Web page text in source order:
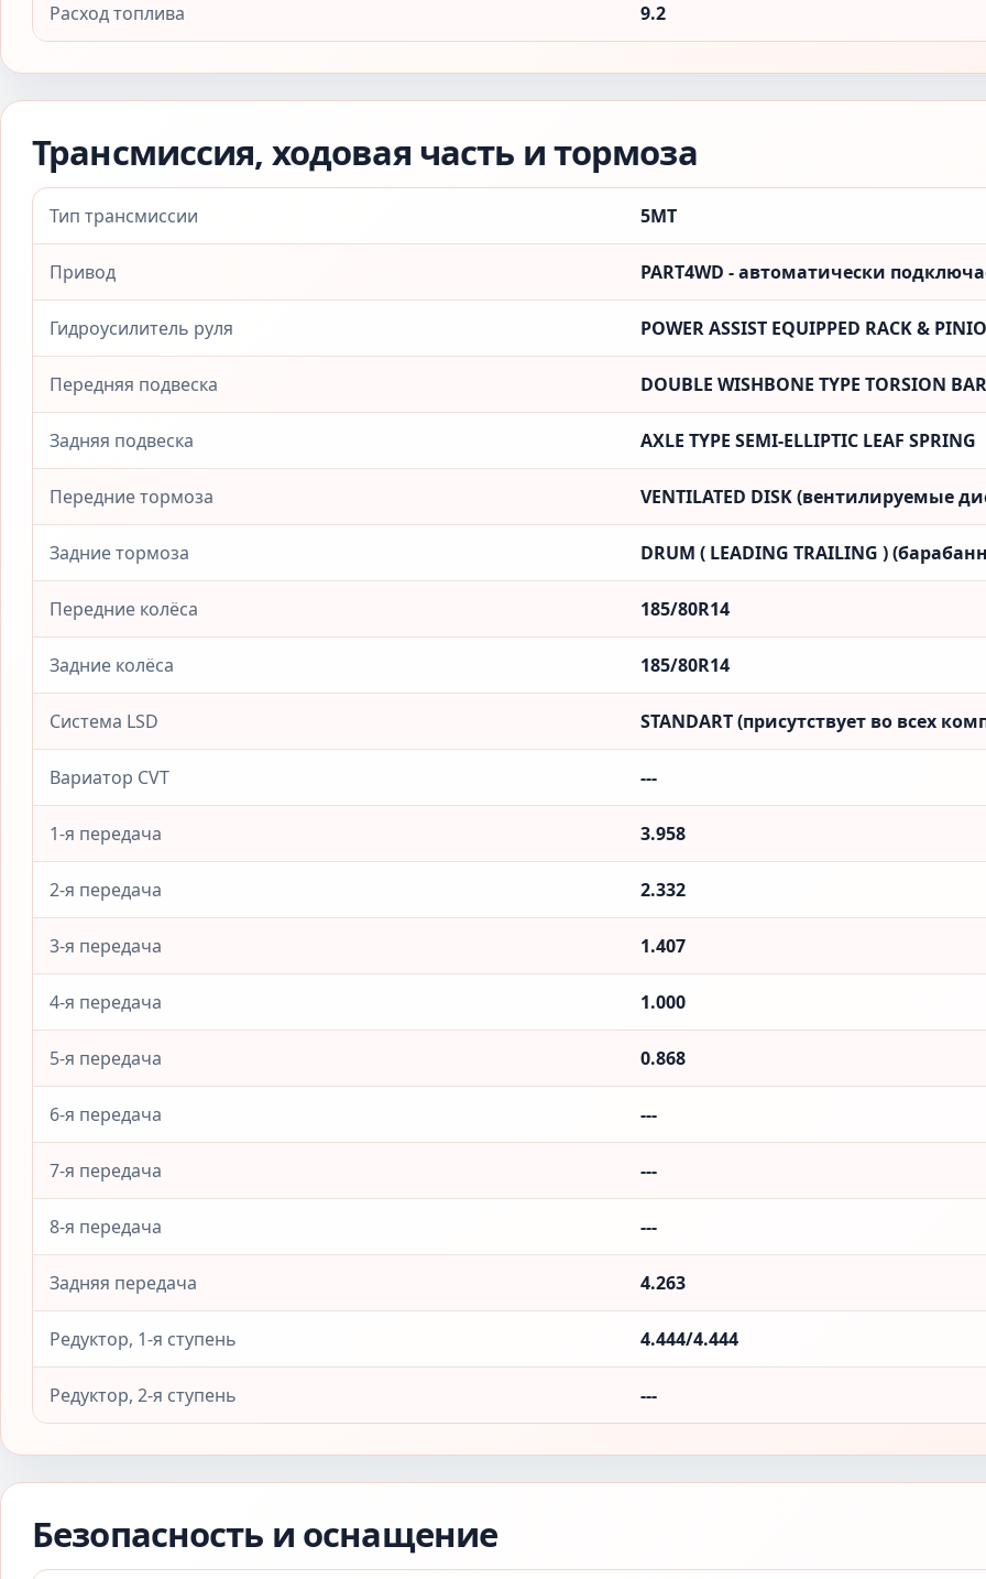
Расход топлива 9.2
Трансмиссия, ходовая часть и тормоза
Тип трансмиссии 5MT
Привод PART4WD - автоматически
Гидроусилитель руля POWER ASSIST EQUIPPED RACK &
Передняя подвеска DOUBLE WISHBONE TYPE TORSION
Задняя подвеска AXLE TYPE SEMI-ELLIPTIC LEAF SPRING
Передние тормоза VENTILATED DISK (вентилируемые
Задние тормоза DRUM ( LEADING TRAILING )
Передние колёса 185/80R14
Задние колёса 185/80R14
Система LSD STANDART (присутствует во всех
Вариатор CVT ---
1-я передача 3.958
2-я передача 2.332
3-я передача 1.407
4-я передача 1.000
5-я передача 0.868
6-я передача ---
7-я передача ---
8-я передача ---
Задняя передача 4.263
Редуктор, 1-я ступень 4.444/4.444
Редуктор, 2-я ступень ---
Безопасность и оснащение